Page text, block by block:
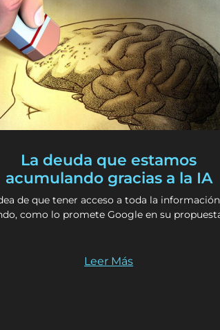
La deuda que estamos
acumulando gracias a la IA
de que tener acceso a toda la
como lo promete Google en su
Leer Más